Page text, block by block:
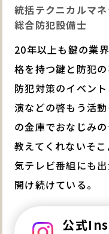
統括テクニカルマ
総合防犯設備士
20年以上も鍵の業
格を持つ鍵と防犯
防犯対策のイベン
演などの啓もう活
の金庫でおなじみ
教えてくれないそ
気テレビ番組にも
開け続けている。
公式